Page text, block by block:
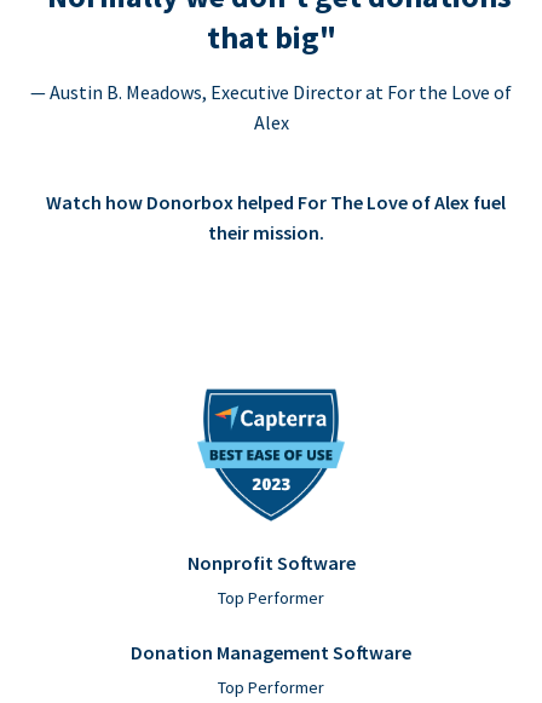
that big"
— Austin B. Meadows, Executive Director at For the Love of
Alex
Watch how Donorbox helped For The Love of Alex fuel
their mission.
Nonprofit Software
Top Performer
Donation Management Software
Top Performer